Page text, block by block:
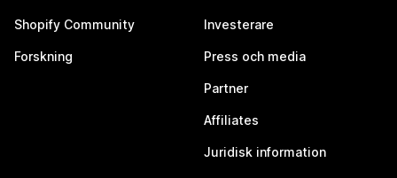
Shopify Community
Forskning
Investerare
Press och media
Partner
Affiliates
Juridisk information